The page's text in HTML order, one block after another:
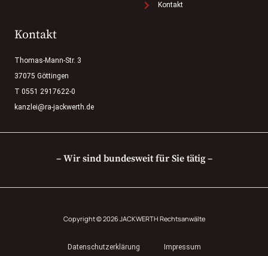
Kontakt
Kontakt
Thomas-Mann-Str. 3
37075 Göttingen
T 0551 2917622-0
kanzlei@ra-jackwerth.de
– Wir sind bundesweit für Sie tätig –
Copyright © 2026 JACKWERTH Rechtsanwälte
Datenschutzerklärung Impressum